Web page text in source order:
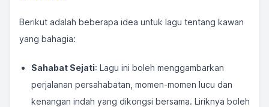
Berikut adalah beberapa idea untuk lagu tentang kawan
yang bahagia:
Sahabat Sejati: Lagu ini boleh menggambarkan
perjalanan persahabatan, momen-momen lucu dan
kenangan indah yang dikongsi bersama. Liriknya boleh